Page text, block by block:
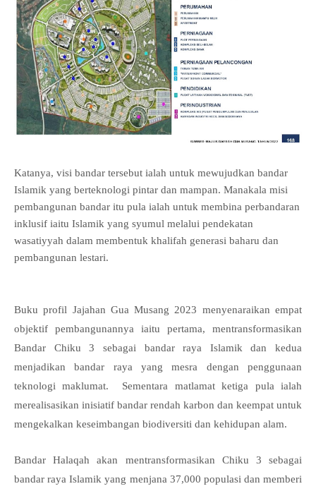
Katanya, visi bandar tersebut ialah untuk mewujudkan bandar
Islamik yang berteknologi pintar dan mampan. Manakala misi
pembangunan bandar itu pula ialah untuk membina perbandaran
inklusif iaitu Islamik yang syumul melalui pendekatan
wasatiyyah dalam membentuk khalifah generasi baharu dan
pembangunan lestari.
Buku profil Jajahan Gua Musang 2023 menyenaraikan empat
objektif pembangunannya iaitu pertama, mentransformasikan
Bandar Chiku 3 sebagai bandar raya Islamik dan kedua
menjadikan bandar raya yang mesra dengan penggunaan
teknologi maklumat. Sementara matlamat ketiga pula ialah
merealisasikan inisiatif bandar rendah karbon dan keempat untuk
mengekalkan keseimbangan biodiversiti dan kehidupan alam.
Bandar Halaqah akan mentransformasikan Chiku 3 sebagai
bandar raya Islamik yang menjana 37,000 populasi dan memberi